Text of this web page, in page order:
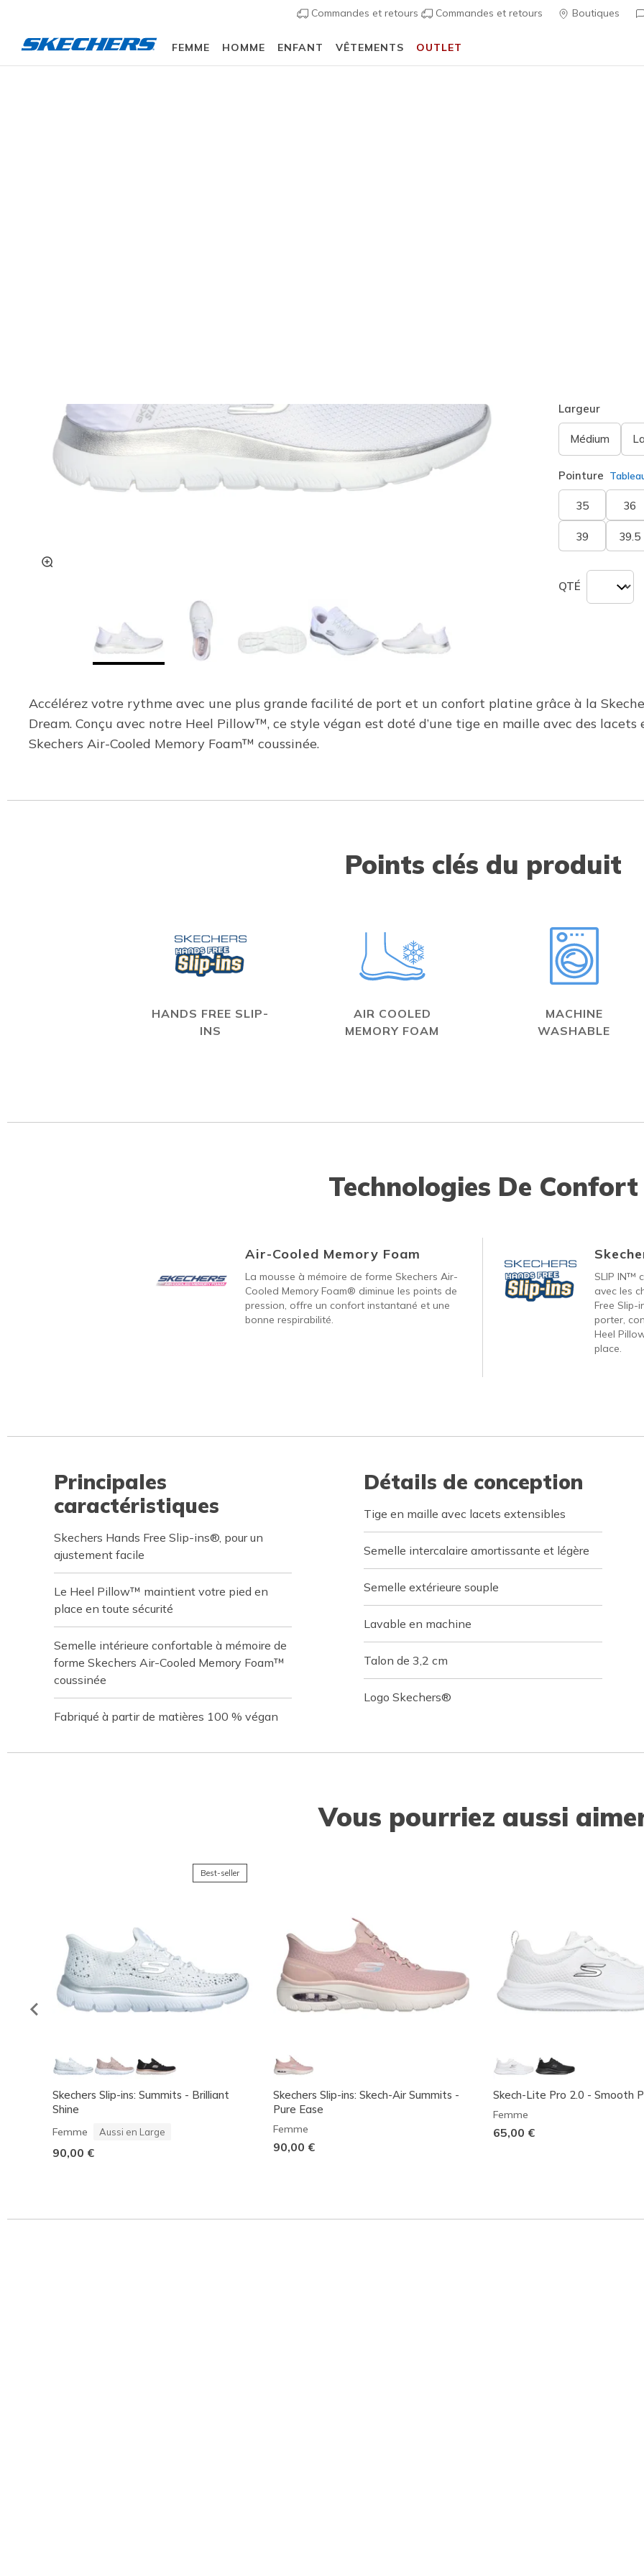
Commandes et retours Commandes et retours Boutiques
FEMME HOMME ENFANT VÊTEMENTS OUTLET
Largeur
Médium
Pointure
35 36
39 39.5
QTÉ
Accélérez votre rythme avec une plus grande facilité de port et un confort platine grâce à la
Dream. Conçu avec notre Heel Pillow™, ce style végan est doté d’une tige en maille avec des
Skechers Air-Cooled Memory Foam™ coussinée.
Points clés du produit
HANDS FREE SLIP-
INS
AIR COOLED
MEMORY FOAM
MACHINE
WASHABLE
Technologies De Confort
Air-Cooled Memory Foam
La mousse à mémoire de forme Skechers Air-
Cooled Memory Foam® diminue les points de
pression, offre un confort instantané et une
bonne respirabilité.
SLIP IN™
avec les
Free Slip-
porter,
Heel
place.
Principales
caractéristiques
Skechers Hands Free Slip-ins®, pour un
ajustement facile
Le Heel Pillow™ maintient votre pied en
place en toute sécurité
Semelle intérieure confortable à mémoire de
forme Skechers Air-Cooled Memory Foam™
coussinée
Fabriqué à partir de matières 100 % végan
Détails de conception
Tige en maille avec lacets extensibles
Semelle intercalaire amortissante et légère
Semelle extérieure souple
Lavable en machine
Talon de 3,2 cm
Logo Skechers®
Vous pourriez aussi
Best-seller
Skechers Slip-ins: Summits - Brilliant
Shine
Femme Aussi en Large
90,00 €
Skechers Slip-ins: Skech-Air Summits -
Pure Ease
Femme
90,00 €
Skech-Lite Pro 2.0 - Smooth
Femme
65,00 €